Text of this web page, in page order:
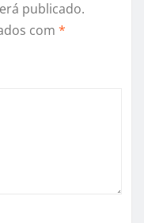
publicado.
com *